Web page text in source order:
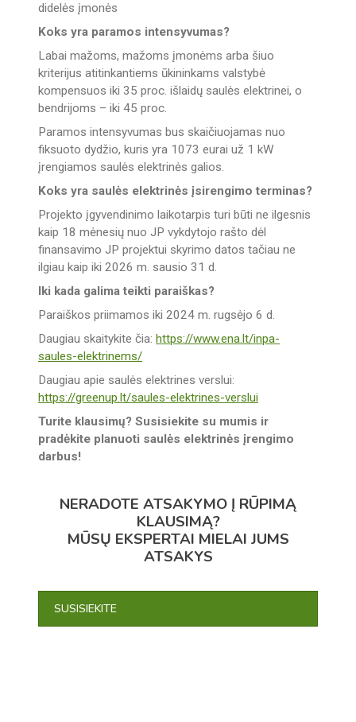
didelės įmonės
Koks yra paramos intensyvumas?
Labai mažoms, mažoms įmonėms arba šiuo
kriterijus atitinkantiems ūkininkams valstybė
kompensuos iki 35 proc. išlaidų saulės elektrinei, o
bendrijoms – iki 45 proc.
Paramos intensyvumas bus skaičiuojamas nuo
fiksuoto dydžio, kuris yra 1073 eurai už 1 kW
įrengiamos saulės elektrinės galios.
Koks yra saulės elektrinės įsirengimo terminas?
Projekto įgyvendinimo laikotarpis turi būti ne ilgesnis
kaip 18 mėnesių nuo JP vykdytojo rašto dėl
finansavimo JP projektui skyrimo datos tačiau ne
ilgiau kaip iki 2026 m. sausio 31 d.
Iki kada galima teikti paraiškas?
Paraiškos priimamos iki 2024 m. rugsėjo 6 d.
Daugiau skaitykite čia: https://www.ena.lt/inpa-
saules-elektrinems/
Daugiau apie saulės elektrines verslui:
https://greenup.lt/saules-elektrines-verslui
Turite klausimų? Susisiekite su mumis ir
pradėkite planuoti saulės elektrinės įrengimo
darbus!
NERADOTE ATSAKYMO Į RŪPIMĄ
KLAUSIMĄ?
MŪSŲ EKSPERTAI MIELAI JUMS
ATSAKYS
SUSISIEKITE